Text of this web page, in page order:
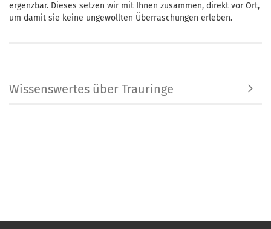
ergenzbar. Dieses setzen wir mit Ihnen zusammen, direkt vor Ort,
um damit sie keine ungewollten Überraschungen erleben.
Wissenswertes über Trauringe